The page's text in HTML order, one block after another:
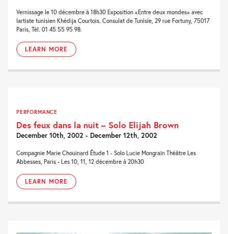
Vernissage le 10 décembre à 18h30 Exposition «Entre deux mondes» avec
lartiste tunisien Khédija Courtois. Consulat de Tunisie, 29 rue Fortuny, 75017
Paris, Tél. 01 45 55 95 98.
LEARN MORE
PERFORMANCE
Des feux dans la nuit – Solo Elijah Brown
December 10th, 2002 - December 12th, 2002
Compagnie Marie Chouinard Étude 1 - Solo Lucie Mongrain Théâtre Les
Abbesses, Paris - Les 10, 11, 12 décembre à 20h30
LEARN MORE